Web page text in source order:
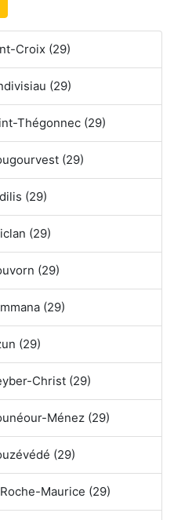
Croix (29)
(29)
Thégonnec (29)
(29)
(29)
(29)
(29)
(29)
(29)
Christ (29)
Ménez (29)
(29)
Maurice (29)